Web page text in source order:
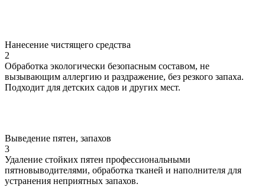
Нанесение чистящего средства
2
Обработка экологически безопасным составом, не
вызывающим аллергию и раздражение, без резкого запаха.
Подходит для детских садов и других мест.
Выведение пятен, запахов
3
Удаление стойких пятен профессиональными
пятновыводителями, обработка тканей и наполнителя для
устранения неприятных запахов.